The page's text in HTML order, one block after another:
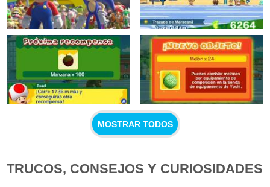
MOSTRAR TODOS
TRUCOS, CONSEJOS Y CURIOSIDADES